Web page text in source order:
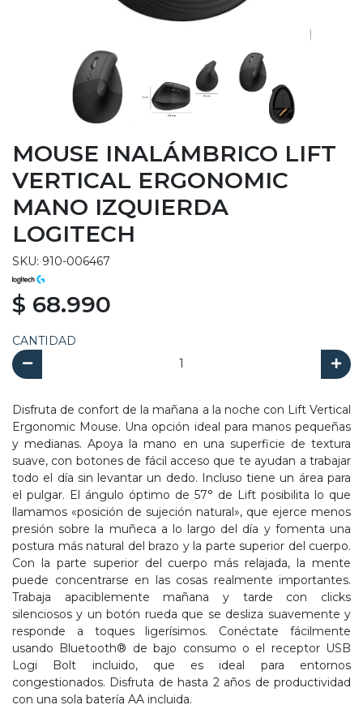
MOUSE INALÁMBRICO LIFT
VERTICAL ERGONOMIC
MANO IZQUIERDA
LOGITECH
SKU: 910-006467
$ 68.990
CANTIDAD
Disfruta de confort de la mañana a la noche con Lift Vertical
Ergonomic Mouse. Una opción ideal para manos pequeñas
y medianas. Apoya la mano en una superficie de textura
suave, con botones de fácil acceso que te ayudan a trabajar
todo el día sin levantar un dedo. Incluso tiene un área para
el pulgar. El ángulo óptimo de 57° de Lift posibilita lo que
llamamos «posición de sujeción natural», que ejerce menos
presión sobre la muñeca a lo largo del día y fomenta una
postura más natural del brazo y la parte superior del cuerpo.
Con la parte superior del cuerpo más relajada, la mente
puede concentrarse en las cosas realmente importantes.
Trabaja apaciblemente mañana y tarde con clicks
silenciosos y un botón rueda que se desliza suavemente y
responde a toques ligerísimos. Conéctate fácilmente
usando Bluetooth® de bajo consumo o el receptor USB
Logi Bolt incluido, que es ideal para entornos
congestionados. Disfruta de hasta 2 años de productividad
con una sola batería AA incluida.